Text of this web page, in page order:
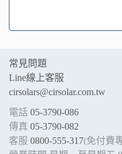
常見問題
Line線上客服
cirsolars@cirsolar.com.tw
電話 05-3790-086
傳真 05-3790-082
客服 0800-555-317(免付費